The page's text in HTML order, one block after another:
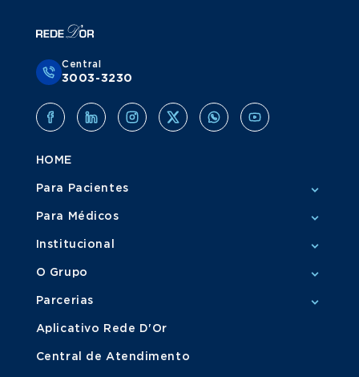
Central
3003-3230
HOME
Para Pacientes
Para Médicos
Institucional
O Grupo
Parcerias
Aplicativo Rede D'Or
Central de Atendimento